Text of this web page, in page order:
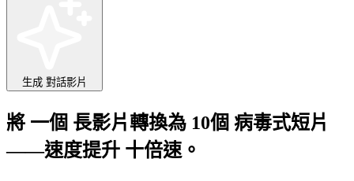
生成 對話影片
將 一個 長影片轉換為 10個 病毒式短片
——速度提升 十倍速。